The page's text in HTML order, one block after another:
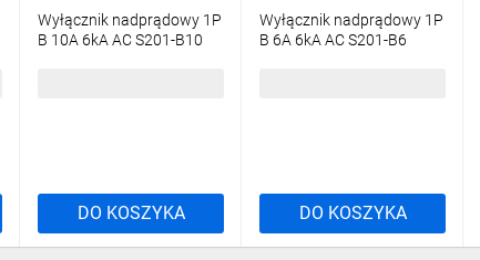
Wyłącznik nadprądowy 1P
B 10A 6kA AC S201-B10
DO KOSZYKA
Wyłącznik nadprądowy 1P
B 6A 6kA AC S201-B6
DO KOSZYKA